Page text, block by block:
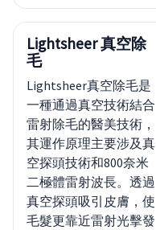
Lightsheer 真空除
毛
Lightsheer真空除毛是
一種通過真空技術結合
雷射除毛的醫美技術，
其運作原理主要涉及真
空探頭技術和800奈米
二極體雷射波長。透過
真空探頭吸引皮膚，使
毛髮更靠近雷射光擊發